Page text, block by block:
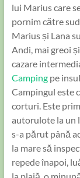
lui Marius care
pornim către
Marius și Lana
Andi, mai greoi
cazare
Campingpe
Campingul este
corturi. Este
autorulote la un
s-a părut până
la mare să
repede înapoi,